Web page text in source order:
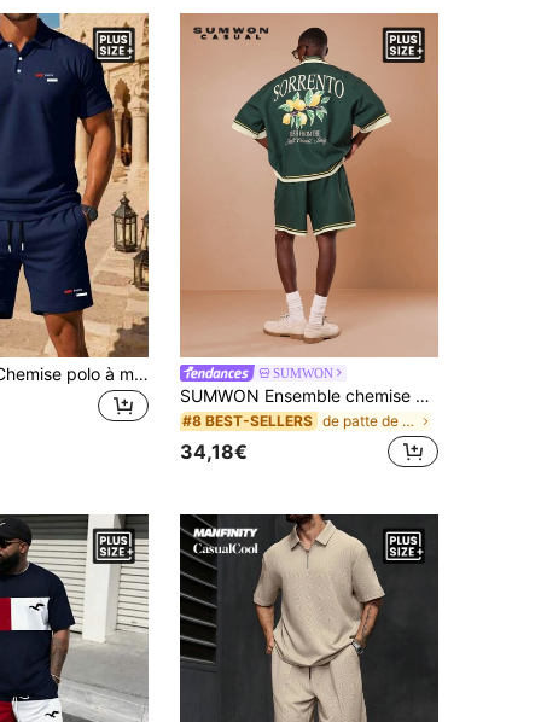
2 pièces/Set Chemise polo à manches courtes et short d'été pour hommes grande taille, Ensemble chemise polo SUMWON
SUMWON Ensemble chemise de bowling à manches courtes avec boutons, imprimé citron de Sorrento, grande taille, ensemble deux pièces coordonné pour l'été, style Riviera italienne
#8 BEST-SELLERS de patte de boutonnage Ensembles de chemises grand
34,18€